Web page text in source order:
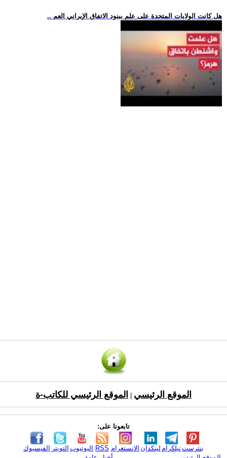
.. هل كانت الولايات المتحدة على علم ببنود الاتفاق الإيراني العم
الموقع الرئيسي الموقع الرئيسي للكاتب-ة
تابعونا على:
الفيسبوك التويتر اليوتيوب RSS الانستغرام لينكدإن تيلكرامبنترست